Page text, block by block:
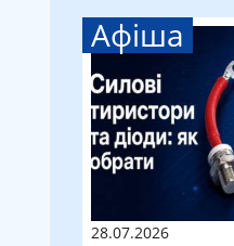
Афіша
28.07.2026